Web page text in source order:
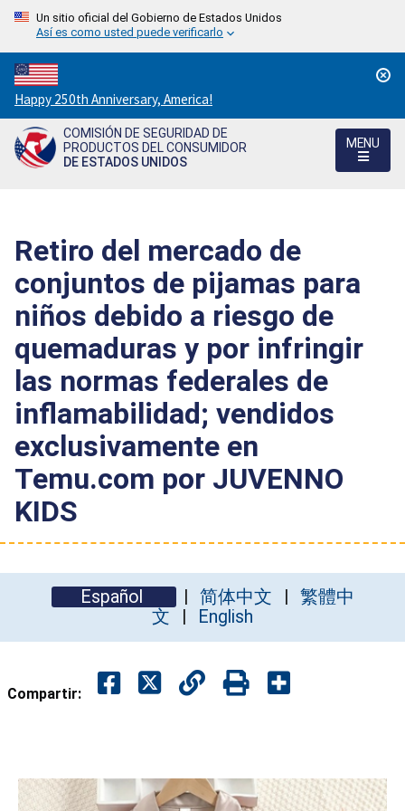
Un sitio oficial del Gobierno de Estados Unidos
Así es como usted puede verificarlo
Countdown
to
America's
250th
Happy 250th Anniversary, America!
COMISIÓN DE SEGURIDAD DE
PRODUCTOS DEL CONSUMIDOR
DE ESTADOS UNIDOS
MENU
Retiro del mercado de
conjuntos de pijamas para
niños debido a riesgo de
quemaduras y por infringir
las normas federales de
inflamabilidad; vendidos
exclusivamente en
Temu.com por JUVENNO
KIDS
Español 简体中文
繁體中
文
English
Compartir: